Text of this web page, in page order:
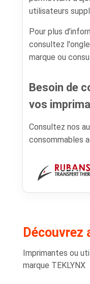
utilisateurs
Pour plus
consultez
marque ou
Besoin de
vos
Consultez nos
consommables
Découvrez
Imprimantes ou
marque TEKLYNX